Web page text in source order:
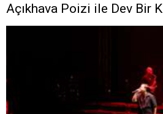
Açıkhava Poizi ile Dev Bir